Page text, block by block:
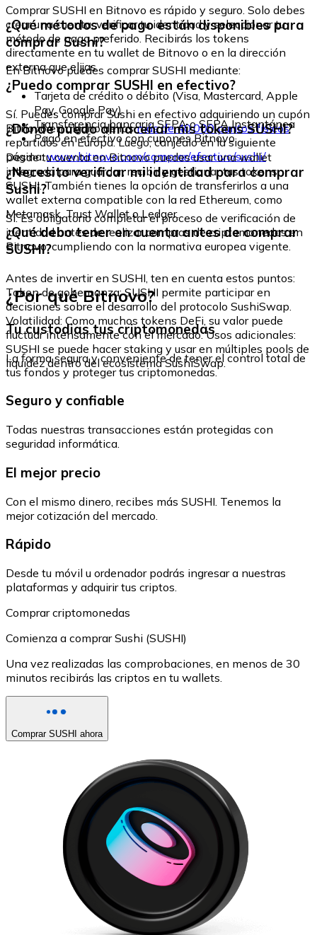
Comprar SUSHI en Bitnovo es rápido y seguro. Solo debes
crear una cuenta, verificar tu identidad y seleccionar tu
método de pago preferido. Recibirás los tokens
directamente en tu wallet de Bitnovo o en la dirección
externa que elijas.
¿Qué métodos de pago están disponibles para
comprar Sushi?
En Bitnovo puedes comprar SUSHI mediante:
Tarjeta de crédito o débito (Visa, Mastercard, Apple
Pay, Google Pay)
Transferencia bancaria SEPA o SEPA Instantánea
Pago en efectivo con cupones Bitnovo
¿Puedo comprar SUSHI en efectivo?
Sí. Puedes comprar Sushi en efectivo adquiriendo un cupón
Bitnovo en alguno de losmás de 40.000 puntos físicos
repartidos en Europa. Luego, canjéalo en la siguiente
página:www.bitnovo.com/comprar/efectivo/sushi/
¿Dónde puedo almacenar mis tokens SUSHI?
Desde tu cuenta en Bitnovo puedes usar una wallet
integrada para guardar, recibir y gestionar tus tokens
SUSHI. También tienes la opción de transferirlos a una
wallet externa compatible con la red Ethereum, como
Metamask, Trust Wallet o Ledger.
¿Necesito verificar mi identidad para comprar
Sushi?
Sí. Es obligatorio completar el proceso de verificación de
identidad antes de realizar compras de criptomonedas en
Bitnovo, cumpliendo con la normativa europea vigente.
¿Qué debo tener en cuenta antes de comprar
SUSHI?
Antes de invertir en SUSHI, ten en cuenta estos puntos:
Token de gobernanza: SUSHI permite participar en
decisiones sobre el desarrollo del protocolo SushiSwap.
Volatilidad: Como muchos tokens DeFi, su valor puede
fluctuar intensamente con el mercado. Usos adicionales:
SUSHI se puede hacer staking y usar en múltiples pools de
liquidez dentro del ecosistema SushiSwap.
¿Por qué Bitnovo?
Tu custodias tus criptomonedas
La forma segura y conveniente de tener el control total de
tus fondos y proteger tus criptomonedas.
Seguro y confiable
Todas nuestras transacciones están protegidas con
seguridad informática.
El mejor precio
Con el mismo dinero, recibes más SUSHI. Tenemos la
mejor cotización del mercado.
Rápido
Desde tu móvil u ordenador podrás ingresar a nuestras
plataformas y adquirir tus criptos.
Comprar criptomonedas
Comienza a comprar Sushi (SUSHI)
Una vez realizadas las comprobaciones, en menos de 30
minutos recibirás las criptos en tu wallets.
Comprar SUSHI ahora